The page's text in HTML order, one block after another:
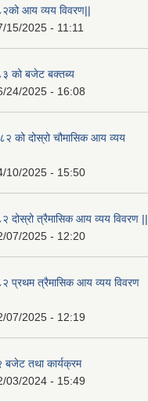
आय व्यय विवरण||
15/2025 - 11:11
को बजेट बक्तब्य
24/2025 - 16:08
को दोस्रो चौमासिक आय व्यय
10/2025 - 15:50
त्रैमासिक आय व्यय विवरण ||
07/2025 - 12:20
प्रथम त्रैमासिक आय व्यय विवरण
07/2025 - 12:19
तथा कार्यक्रम
03/2024 - 15:49